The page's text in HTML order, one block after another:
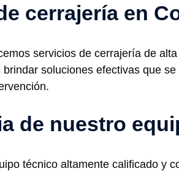
cerrajería en
servicios de cerrajería de
soluciones efectivas que
de nuestro
técnico altamente calificado y